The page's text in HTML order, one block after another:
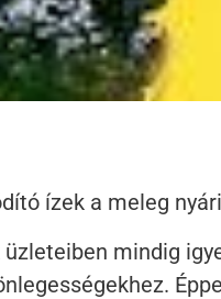
ízek a meleg
mindig